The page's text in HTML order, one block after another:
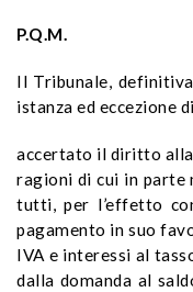
P.Q.M.
Il Tribunale,
istanza ed eccezione
accertato il diritto alla
ragioni di cui in parte
tutti, per l’effetto
pagamento in suo
IVA e interessi al
dalla domanda al